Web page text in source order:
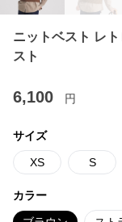
ニットベスト レ
スト
6,100 円
サイズ
XS S
カラー